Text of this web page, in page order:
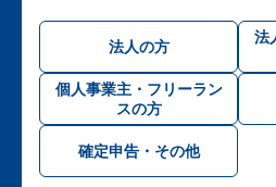
法人の方
法
個人事業主・フリーラン
スの方
確定申告・その他